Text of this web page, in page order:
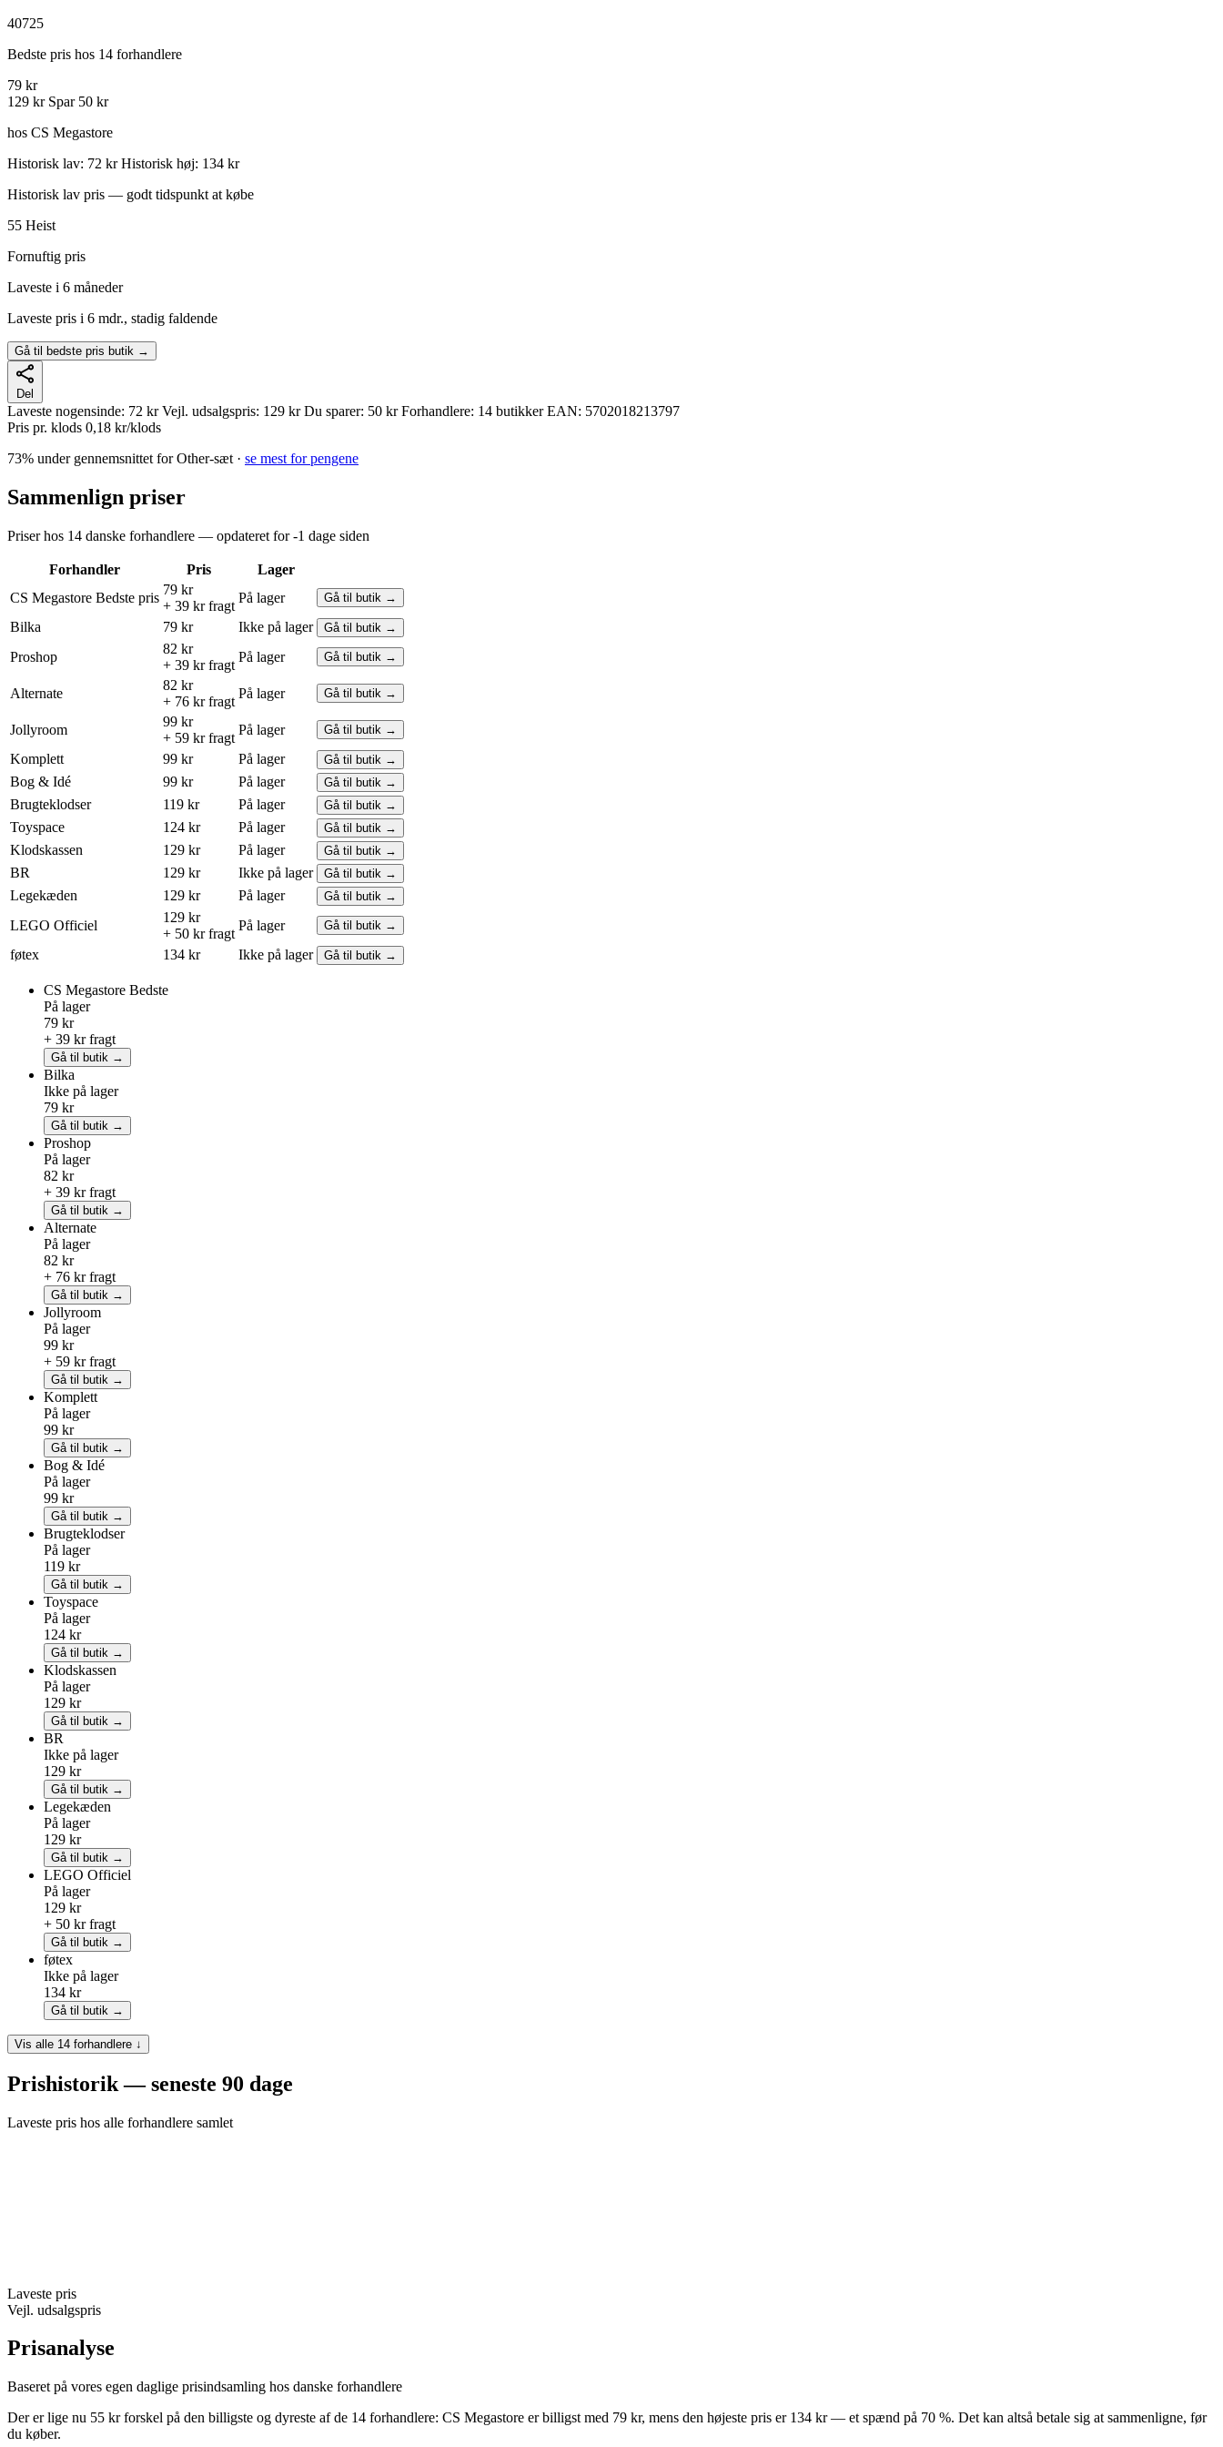
40725
Bedste pris hos 14 forhandlere
79 kr
129 kr Spar 50 kr
hos CS Megastore
Historisk lav: 72 kr Historisk høj: 134 kr
Historisk lav pris — godt tidspunkt at købe
55 Heist
Fornuftig pris
Laveste i 6 måneder
Laveste pris i 6 mdr., stadig faldende
Gå til bedste pris butik →
Del
Laveste nogensinde: 72 kr Vejl. udsalgspris: 129 kr Du sparer: 50 kr Forhandlere: 14 butikker EAN: 5702018213797
Pris pr. klods 0,18 kr/klods
73% under gennemsnittet for Other-sæt · se mest for pengene
Sammenlign priser
Priser hos 14 danske forhandlere — opdateret for -1 dage siden
Forhandler Pris
Lager
CS Megastore Bedste pris
79 kr
+ 39 kr fragt
På lager Gå til butik →
Bilka 79 kr Ikke på lager Gå til butik →
Proshop
82 kr
+ 39 kr fragt
På lager Gå til butik →
Alternate
82 kr
+ 76 kr fragt
På lager Gå til butik →
Jollyroom
99 kr
+ 59 kr fragt
På lager Gå til butik →
Komplett 99 kr På lager Gå til butik →
Bog & Idé 99 kr På lager Gå til butik →
Brugteklodser 119 kr På lager Gå til butik →
Toyspace 124 kr På lager Gå til butik →
Klodskassen 129 kr På lager Gå til butik →
BR 129 kr Ikke på lager Gå til butik →
Legekæden 129 kr På lager Gå til butik →
LEGO Officiel
129 kr
+ 50 kr fragt
På lager Gå til butik →
føtex 134 kr Ikke på lager Gå til butik →
CS Megastore Bedste
På lager
79 kr
+ 39 kr fragt
Gå til butik →
Bilka
Ikke på lager
79 kr
Gå til butik →
Proshop
På lager
82 kr
+ 39 kr fragt
Gå til butik →
Alternate
På lager
82 kr
+ 76 kr fragt
Gå til butik →
Jollyroom
På lager
99 kr
+ 59 kr fragt
Gå til butik →
Komplett
På lager
99 kr
Gå til butik →
Bog & Idé
På lager
99 kr
Gå til butik →
Brugteklodser
På lager
119 kr
Gå til butik →
Toyspace
På lager
124 kr
Gå til butik →
Klodskassen
På lager
129 kr
Gå til butik →
BR
Ikke på lager
129 kr
Gå til butik →
Legekæden
På lager
129 kr
Gå til butik →
LEGO Officiel
På lager
129 kr
+ 50 kr fragt
Gå til butik →
føtex
Ikke på lager
134 kr
Gå til butik →
Vis alle 14 forhandlere ↓
Prishistorik — seneste 90 dage
Laveste pris hos alle forhandlere samlet
Laveste pris
Vejl. udsalgspris
Prisanalyse
Baseret på vores egen daglige prisindsamling hos danske forhandlere
Der er lige nu 55 kr forskel på den billigste og dyreste af de 14 forhandlere: CS Megastore er billigst med 79 kr, mens den højeste pris er 134 kr — et spænd på 70 %. Det kan altså betale sig at sammenligne, før
du køber.